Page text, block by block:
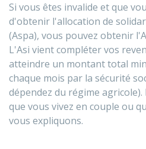
Si vous êtes invalide et que
d'obtenir l'allocation de
(Aspa), vous pouvez obtenir l'
L'Asi vient compléter vos
atteindre un montant total
chaque mois par la sécurité
dépendez du régime
que vous vivez en couple ou
vous expliquons.